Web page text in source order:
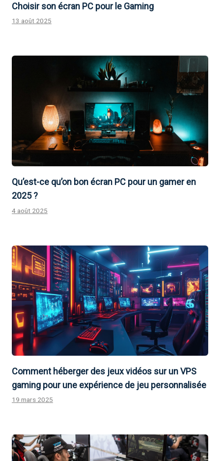
Choisir son écran PC pour le Gaming
13 août 2025
Qu’est-ce qu’on bon écran PC pour un gamer en
2025 ?
4 août 2025
Comment héberger des jeux vidéos sur un VPS
gaming pour une expérience de jeu personnalisée
19 mars 2025